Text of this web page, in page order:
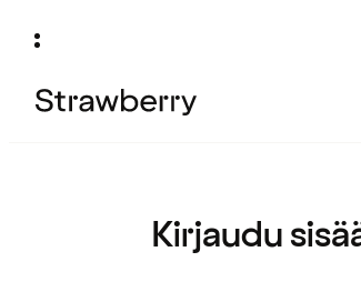
Kirjaudu